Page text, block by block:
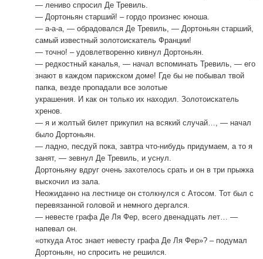
— лениво спросил Де Тревиль.
— Дортоньян старший! – гордо произнес юноша.
— а-а-а, — обрадовался Де Тревиль, — Дортоньян старший,
самый известный золотоискатель Франции!
— точно! – удовлетворенно кивнул Дортоньян.
— редкостный каналья, — начал вспоминать Тревиль, — его
знают в каждом парижском доме! Где бы не побывал твой
папка, везде пропадали все золотые
украшения. И как он только их находил. Золотоискатель
хренов.
— я и жолтый билет прикупил на всякий случай…, — начал
было Дортоньян.
— ладно, песдуй пока, завтра что-нибудь придумаем, а то я
занят, — зевнул Де Тревиль, и уснул.
Дортоньяну вдруг очень захотелось срать и он в три прыжка
выскочил из зала.
Неожиданно на лестнице он столкнулся с Атосом. Тот был с
перевязанной головой и немного дергался.
— невесте графа Де Ля Фер, всего двенадцать лет… —
напевал он.
«откуда Атос знает невесту графа Де Ля Фер»? – подумал
Дортоньян, но спросить не решился.